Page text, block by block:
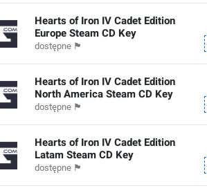
Hearts of Iron IV Cadet Edition
Europe Steam CD Key
dostępne 🏴
Hearts of Iron IV Cadet Edition
North America Steam CD Key
dostępne 🏴
Hearts of Iron IV Cadet Edition
Latam Steam CD Key
dostępne 🏴